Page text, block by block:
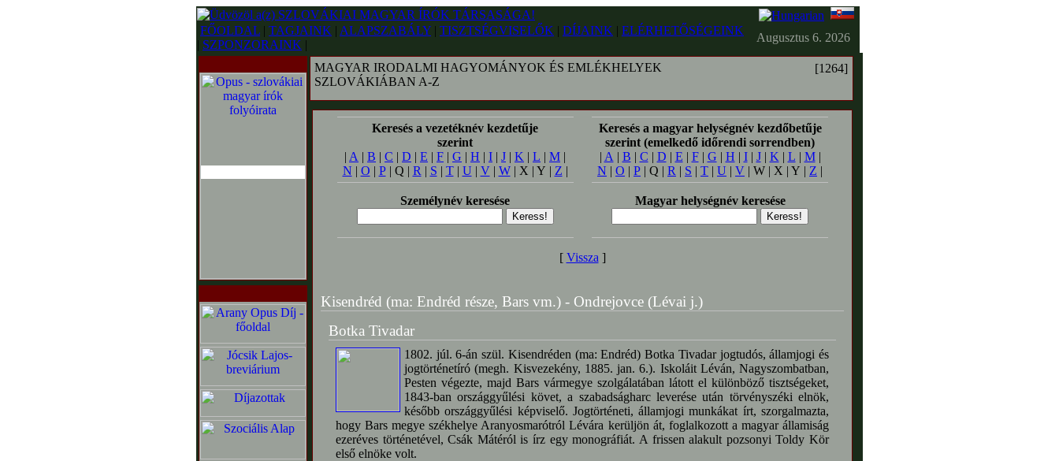
FŐOLDAL | TAGJAINK | ALAPSZABÁLY | TISZTSÉGVISELŐK | DÍJAINK | ELÉRHETŐSÉGEINK
| SZPONZORAINK |
Augusztus 6. 2026
MAGYAR IRODALMI HAGYOMÁNYOK ÉS EMLÉKHELYEK
SZLOVÁKIÁBAN A-Z
[1264]
Keresés a vezetéknév kezdetűje
szerint
| A | B | C | D | E | F | G | H | I | J | K | L | M |
N | O | P| Q | R | S | T| U | V| W| X | Y | Z |
Keresés a magyar helységnév kezdőbetűje
szerint (emelkedő időrendi sorrendben)
| A | B | C | D | E | F| G | H | I| J| K | L | M|
N | O | P | Q | R | S | T | U | V | W | X | Y | Z |
Személynév keresése Magyar helységnév keresése
[ Vissza ]
Kisendréd (ma: Endréd része, Bars vm.) - Ondrejovce (Lévai j.)
Botka Tivadar
1802. júl. 6-án szül. Kisendréden (ma: Endréd) Botka Tivadar jogtudós, államjogi és
jogtörténetíró (megh. Kisvezekény, 1885. jan. 6.). Iskoláit Léván, Nagyszombatban,
Pesten végezte, majd Bars vármegye szolgálatában látott el különböző tisztségeket,
1843-ban országgyűlési követ, a szabadságharc leverése után törvényszéki elnök,
később országgyűlési képviselő. Jogtörténeti, államjogi munkákat írt, szorgalmazta,
hogy Bars megye székhelye Aranyosmarótról Lévára kerüljön át, foglalkozott a magyar államiság
ezeréves történetével, Csák Mátéról is írz egy monográfiát. A frissen alakult pozsonyi Toldy Kör
első elnöke volt.